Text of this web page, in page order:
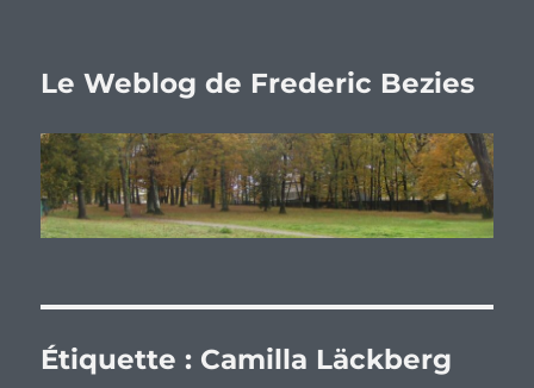
Le Weblog de Frederic Bezies
Étiquette : Camilla Läckberg